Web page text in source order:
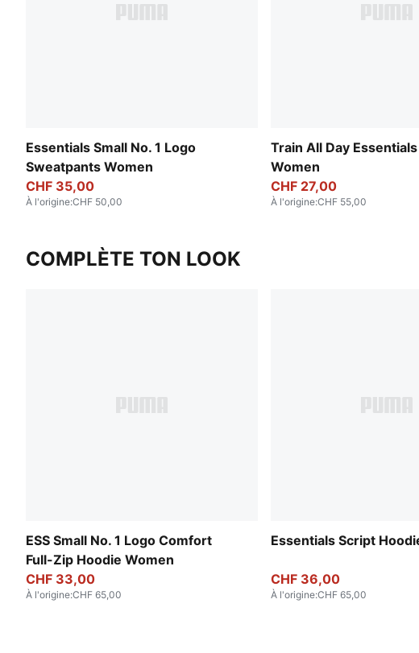
Essentials Small No. 1 Logo
Sweatpants Women
CHF 35,00
À l'origine:CHF 50,00
Train All Day
Women
CHF 27,00
À l'origine:CHF 55,00
COMPLÈTE TON LOOK
ESS Small No. 1 Logo Comfort
Full-Zip Hoodie Women
CHF 33,00
À l'origine:CHF 65,00
Essentials Script
CHF 36,00
À l'origine:CHF 65,00